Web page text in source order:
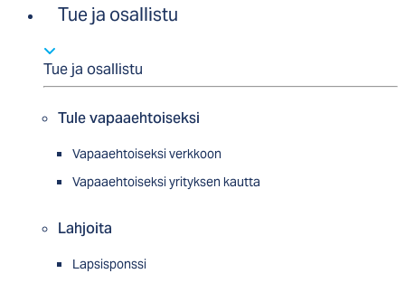
Tue ja osallistu
Tue ja osallistu
Tule vapaaehtoiseksi
Vapaaehtoiseksi verkkoon
Vapaaehtoiseksi yrityksen kautta
Lahjoita
Lapsisponssi